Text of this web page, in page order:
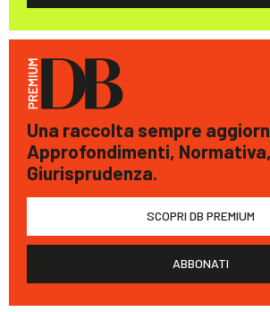
Una raccolta sempre
Approfondimenti, Normativa,
Giurisprudenza.
SCOPRI DB PREMIUM
ABBONATI